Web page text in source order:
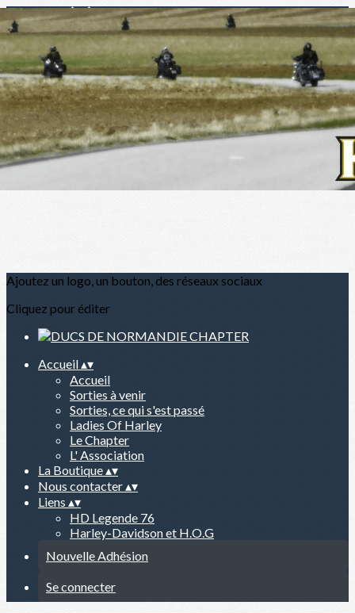
Menu
?>
Images de la page d'accueil
Cliquez pour éditer
Ajoutez un logo, un bouton, des réseaux sociaux
Cliquez pour éditer
Accueil▴▾
Accueil
Sorties à venir
Sorties, ce qui s'est passé
Ladies Of Harley
Le Chapter
L' Association
La Boutique▴▾
Nous contacter▴▾
Liens ▴▾
HD Legende 76
Harley-Davidson et H.O.G
Nouvelle Adhésion
Se connecter